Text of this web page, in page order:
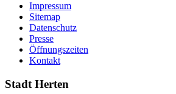
Impressum
Sitemap
Datenschutz
Presse
Öffnungszeiten
Kontakt
Stadt Herten